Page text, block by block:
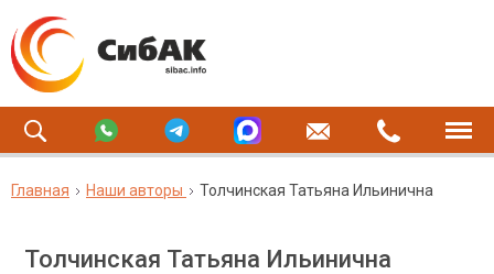
Главная Наши авторы Толчинская Татьяна Ильинична
Толчинская Татьяна Ильинична